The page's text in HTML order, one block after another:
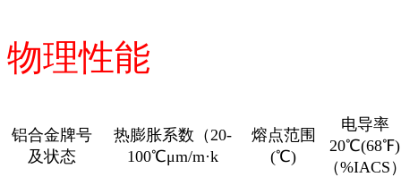
物理性能
铝合金牌号
及状态
热膨胀系数（20-
100℃μm/m·k
熔点范围
(℃)
电导率
20℃(68℉)
（%IACS